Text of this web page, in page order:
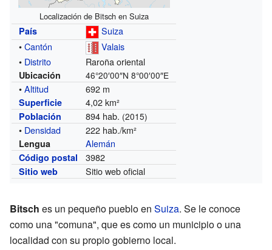
Localización de Bitsch en Suiza
País
Suiza
•Cantón
Valais
• Distrito Raroña oriental
Ubicación 46°20′00″N 8°00′00″E
•Altitud 692 m
Superficie 4,02 km²
Población 894 hab. (2015)
• Densidad 222 hab./km²
Lengua Alemán
Código postal 3982
Sitio web Sitio web oficial
Bitsch es un pequeño pueblo en Suiza. Se le conoce
como una "comuna", que es como un municipio o una
localidad con su propio gobierno local.